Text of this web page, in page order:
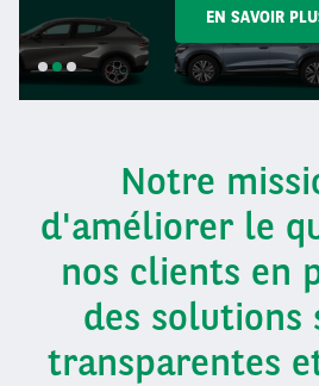
EN SAVOIR
SLIDE
1
SLIDE
2
SLIDE
3
Notre
d'améliorer le
nos clients en
des solutions
transparentes